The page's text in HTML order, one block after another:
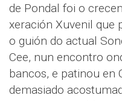
de Pondal foi o
xeración Xuvenil que
o guión do actual
Cee, nun encontro
bancos, e patinou en
demasiado